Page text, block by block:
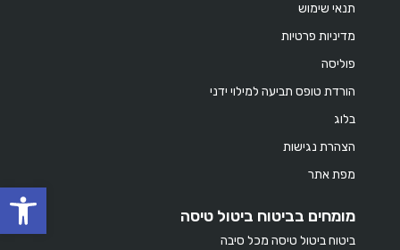
תנאי שימוש
מדיניות פרטיות
פוליסה
הורדת טופס תביעה למילוי ידני
בלוג
הצהרת נגישות
מפת אתר
מומחים בביטוח ביטול טיסה
ביטוח ביטול טיסה מכל סיבה